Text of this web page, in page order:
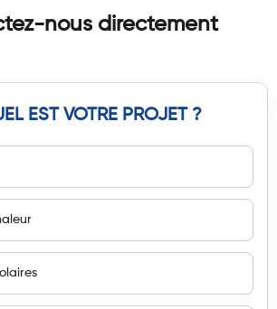
nous directement
EST VOTRE PROJET ?